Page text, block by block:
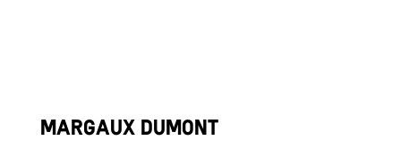
Margaux Dumont